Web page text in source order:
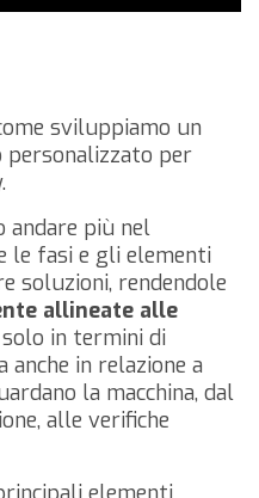
sviluppiamo un
per
andare più nel
fasi e gli elementi
soluzioni, rendendole
allineate alle
solo in termini di
anche in relazione a
la macchina, dal
alle verifiche